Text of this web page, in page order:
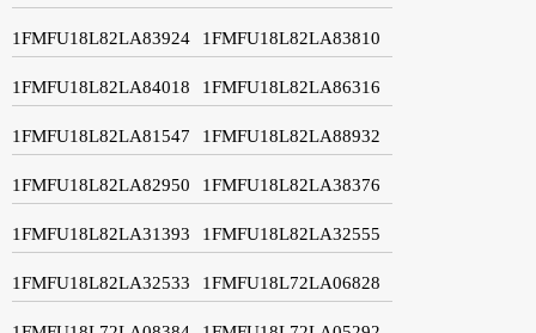
1FMFU18L82LA83924 1FMFU18L82LA83810
1FMFU18L82LA84018 1FMFU18L82LA86316
1FMFU18L82LA81547 1FMFU18L82LA88932
1FMFU18L82LA82950 1FMFU18L82LA38376
1FMFU18L82LA31393 1FMFU18L82LA32555
1FMFU18L82LA32533 1FMFU18L72LA06828